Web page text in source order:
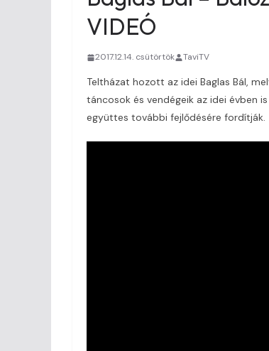
VIDEÓ
2017.12.14. csütörtök TaviTV
Teltházat hozott az idei Baglas Bál,
táncosok és vendégeik az idei évben
együttes további fejlődésére fordítják.